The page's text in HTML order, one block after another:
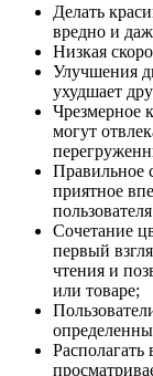
Делать
вредно и
Низкая
Улучшения
ухудшает
Чрезмерное
могут
Правильное
приятное
Сочетание
первый
чтения и
или товаре;